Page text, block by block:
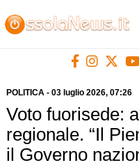
POLITICA- 03 luglio 2026, 07:26
Voto fuorisede:
regionale. “Il
il Governo